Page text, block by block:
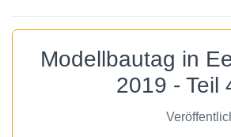
Modellbautag in
2019 - Teil